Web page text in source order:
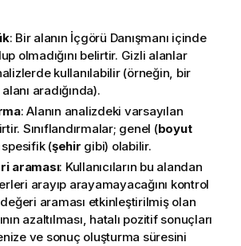
: Bir alanın İçgörü Danışmanı içinde
olmadığını belirtir. Gizli alanlar
kullanılabilir (örneğin, bir
aradığında).
: Alanın analizdeki varsayılan
Sınıflandırmalar; genel (boyut
(şehir gibi) olabilir.
araması: Kullanıcıların bu alandan
arayıp arayamayacağını kontrol
araması etkinleştirilmiş olan
azaltılması, hatalı pozitif sonuçları
ve sonuç oluşturma süresini